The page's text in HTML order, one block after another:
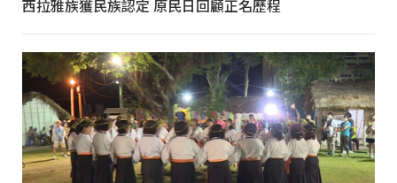
西拉雅族獲民族認定 原民日回顧正名歷程